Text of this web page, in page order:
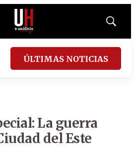
Mostrar
ÚLTIMAS NOTICIAS
La guerra
del Este